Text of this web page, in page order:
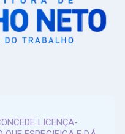
LICENÇA-